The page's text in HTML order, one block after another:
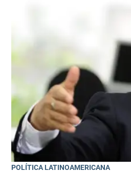
POLÍTICA LATINOAMERICANA